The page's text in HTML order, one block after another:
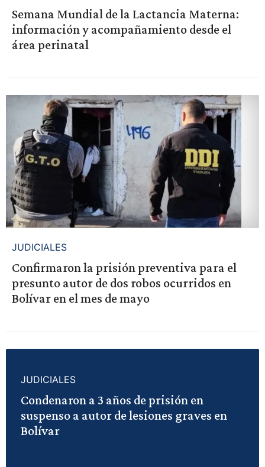
Semana Mundial de la Lactancia Materna:
información y acompañamiento desde el
área perinatal
JUDICIALES
Confirmaron la prisión preventiva para el
presunto autor de dos robos ocurridos en
Bolívar en el mes de mayo
JUDICIALES
Condenaron a 3 años de prisión en
suspenso a autor de lesiones graves en
Bolívar